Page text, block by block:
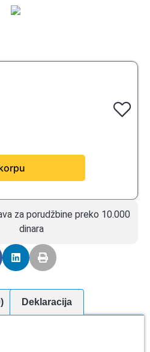
za porudžbine preko 10.000
dinara
Deklaracija